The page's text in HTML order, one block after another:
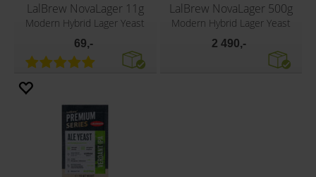
LalBrew NovaLager 11g
Modern Hybrid Lager Yeast
69,-
LalBrew NovaLager 500g
Modern Hybrid Lager Yeast
2 490,-